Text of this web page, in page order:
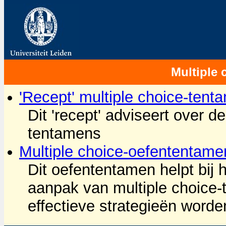
Multiple
'Recept' multiple choice-
Dit 'recept' adviseert over
tentamens
Multiple choice-
Dit oefententamen helpt bij
aanpak van multiple
effectieve strategieën